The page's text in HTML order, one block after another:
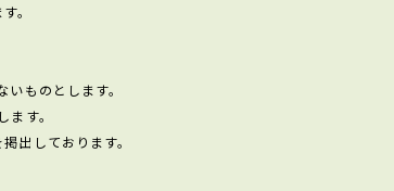
。
ものとします。
す。
出しております。